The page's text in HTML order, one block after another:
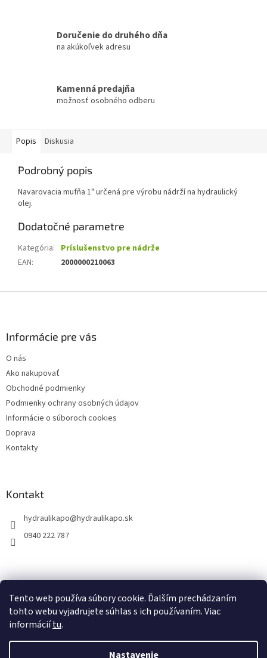
Tento web používa súbory cookie. Ďalším prechádzaním
tohto webu vyjadrujete súhlas s ich používaním. Viac
informáciítu.
Nastavenie
Doručenie do druhého dňa
na akúkoľvek adresu
Kamenná predajňa
možnosť osobného odberu
Popis Diskusia
Podrobný popis
Navarovacia mufňa 1" určená pre výrobu nádrží na hydraulický
olej.
Dodatočné parametre
Kategória: Príslušenstvo pre nádrže
EAN: 2000000210063
Informácie pre vás
O nás
Ako nakupovať
Obchodné podmienky
Podmienky ochrany osobných údajov
Informácie o súboroch cookies
Doprava
Kontakty
Kontakt
hydraulikapo@hydraulikapo.sk
0940 222 787